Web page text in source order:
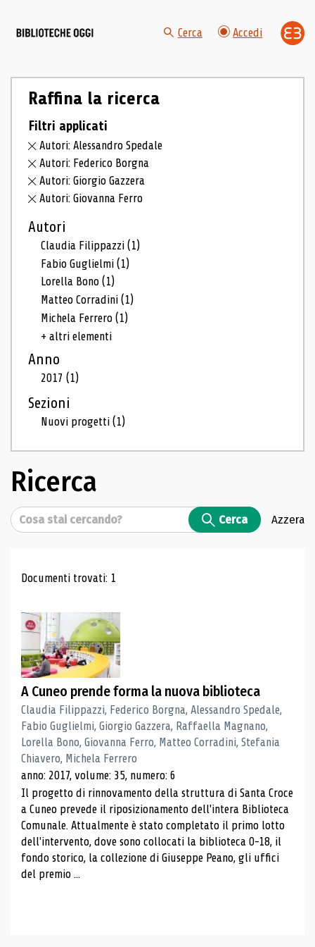
Cerca Accedi
Raffina la ricerca
Filtri applicati
Autori: Alessandro Spedale
Autori: Federico Borgna
Autori: Giorgio Gazzera
Autori: Giovanna Ferro
Autori
Claudia Filippazzi(1)
Fabio Guglielmi(1)
Lorella Bono(1)
Matteo Corradini(1)
Michela Ferrero(1)
+ altri elementi
Anno
2017(1)
Sezioni
Nuovi progetti(1)
Ricerca
Cerca Cerca Azzera
Risultati di ricerca
Documenti trovati: 1
A Cuneo prende forma la nuova biblioteca
Claudia Filippazzi, Federico Borgna, Alessandro Spedale,
Fabio Guglielmi, Giorgio Gazzera, Raffaella Magnano,
Lorella Bono, Giovanna Ferro, Matteo Corradini, Stefania
Chiavero, Michela Ferrero
anno: 2017, volume: 35, numero: 6
Il progetto di rinnovamento della struttura di Santa Croce
a Cuneo prevede il riposizionamento dell'intera Biblioteca
Comunale. Attualmente è stato completato il primo lotto
dell'intervento, dove sono collocati la biblioteca 0-18, il
fondo storico, la collezione di Giuseppe Peano, gli uffici
del premio ...